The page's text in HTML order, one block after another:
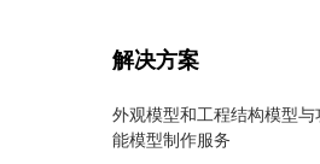
解决方案
外观模型和工程结构模型与
能模型制作服务